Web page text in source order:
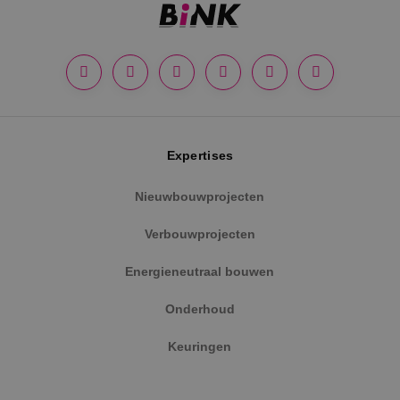
Expertises
Nieuwbouwprojecten
Verbouwprojecten
Energieneutraal bouwen
Onderhoud
Keuringen
VISITOR_PRIVACY_METADATA
YouTube